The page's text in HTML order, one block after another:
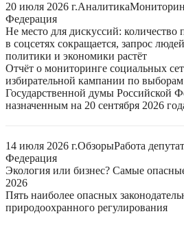
20 июля 2026 г.Аналитика
Федерация
Не место для дискуссий: количество
в соцсетях сокращается, запрос
политики и экономики растёт
Отчёт о мониторинге социальных
избирательной кампании по выборам
Государственной думы Российской
назначенным на 20 сентября 2026
14 июля 2026 г.ОбзорыРабота
Федерация
Экология или бизнес? Самые
2026
Пять наиболее опасных
природоохранного регулирования